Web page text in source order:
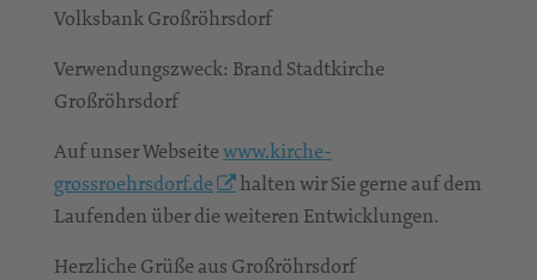
Volksbank Großröhrsdorf
Verwendungszweck: Brand Stadtkirche
Großröhrsdorf
Auf unser Webseitewww.kirche-
grossroehrsdorf.de
halten wir Sie gerne auf dem
Laufenden über die weiteren Entwicklungen.
Herzliche Grüße aus Großröhrsdorf